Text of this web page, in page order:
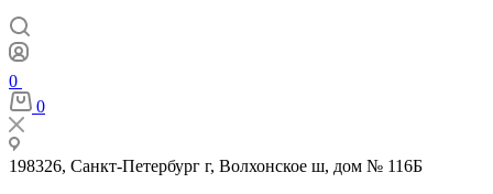
0
0
198326, Санкт-Петербург г, Волхонское ш, дом № 116Б